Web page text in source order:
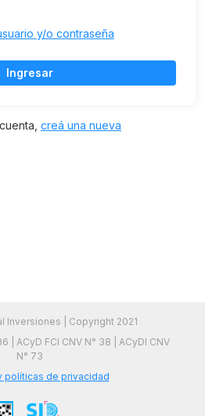
y/o contraseña
Ingresar
creá una nueva
Inversiones | Copyright 2021
| ACyD FCI CNV N° 38 | ACyDI CNV
N° 73
políticas de privacidad